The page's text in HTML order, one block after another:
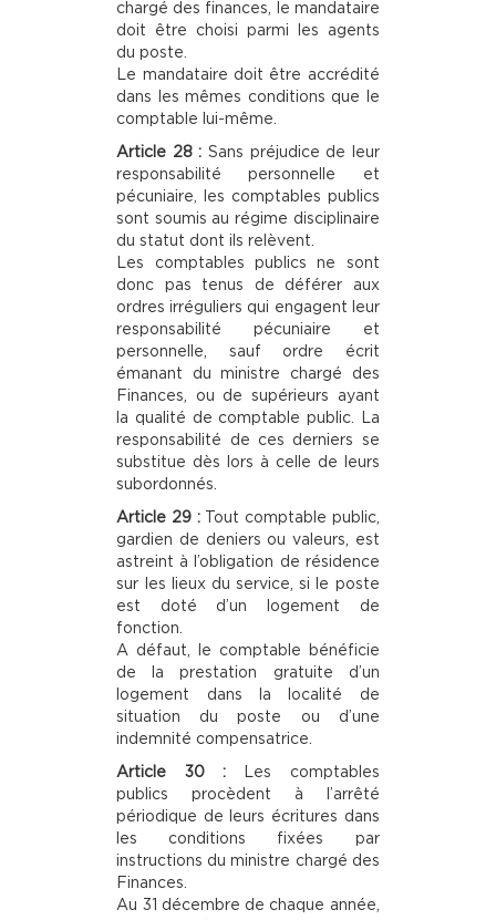
chargé des finances, le mandataire
doit être choisi parmi les agents
du poste.
Le mandataire doit être accrédité
dans les mêmes conditions que le
comptable lui-même.
Article 28 : Sans préjudice de leur
responsabilité personnelle et
pécuniaire, les comptables publics
sont soumis au régime disciplinaire
du statut dont ils relèvent.
Les comptables publics ne sont
donc pas tenus de déférer aux
ordres irréguliers qui engagent leur
responsabilité pécuniaire et
personnelle, sauf ordre écrit
émanant du ministre chargé des
Finances, ou de supérieurs ayant
la qualité de comptable public. La
responsabilité de ces derniers se
substitue dès lors à celle de leurs
subordonnés.
Article 29 :Tout comptable public,
gardien de deniers ou valeurs, est
astreint à l’obligation de résidence
sur les lieux du service, si le poste
est doté d’un logement de
fonction.
A défaut, le comptable bénéficie
de la prestation gratuite d’un
logement dans la localité de
situation du poste ou d’une
indemnité compensatrice.
Article 30 :Les comptables
publics procèdent à l’arrêté
périodique de leurs écritures dans
les conditions fixées par
instructions du ministre chargé des
Finances.
Au 31 décembre de chaque année,